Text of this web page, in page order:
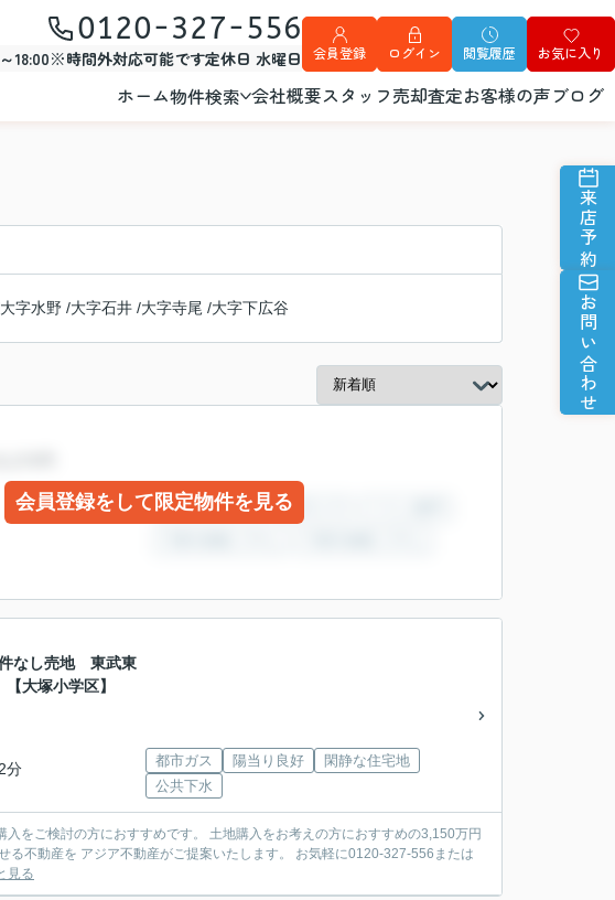
0120-327-556
18:00※時間外対応可能です定休日 水曜日 会員登録 ログイン 閲覧履歴 お気に入り
ホーム物件検索 会社概要スタッフ売却査定お客様の声ブログ
来店予約
お問い合わせ
大字水野 /大字石井 /大字寺尾 /大字下広谷
会員登録をして限定物件を見る
なし売地 東武東
大塚小学区】
分 都市ガス 陽当り良好
閑静な住宅地
公共下水
をご検討の方におすすめです。 土地購入をお考えの方におすすめの3,150万円
不動産を アジア不動産がご提案いたします。 お気軽に0120-327-556または
見る